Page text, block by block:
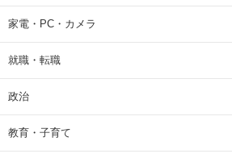
家電・PC・カメラ
就職・転職
政治
教育・子育て